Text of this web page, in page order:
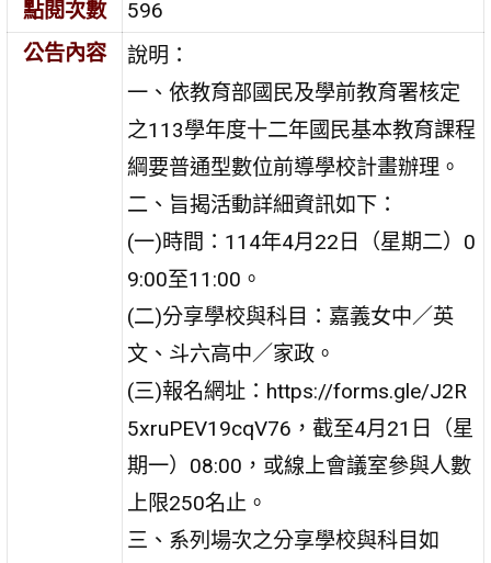
點閱次數
596
公告內容
說明：
一、依教育部國民及學前教育署核定
之113學年度十二年國民基本教育課程
綱要普通型數位前導學校計畫辦理。
二、旨揭活動詳細資訊如下：
(一)時間：114年4月22日（星期二）0
9:00至11:00。
(二)分享學校與科目：嘉義女中／英
文、斗六高中／家政。
(三)報名網址：https://forms.gle/J2R
5xruPEV19cqV76，截至4月21日（星
期一）08:00，或線上會議室參與人數
上限250名止。
三、系列場次之分享學校與科目如